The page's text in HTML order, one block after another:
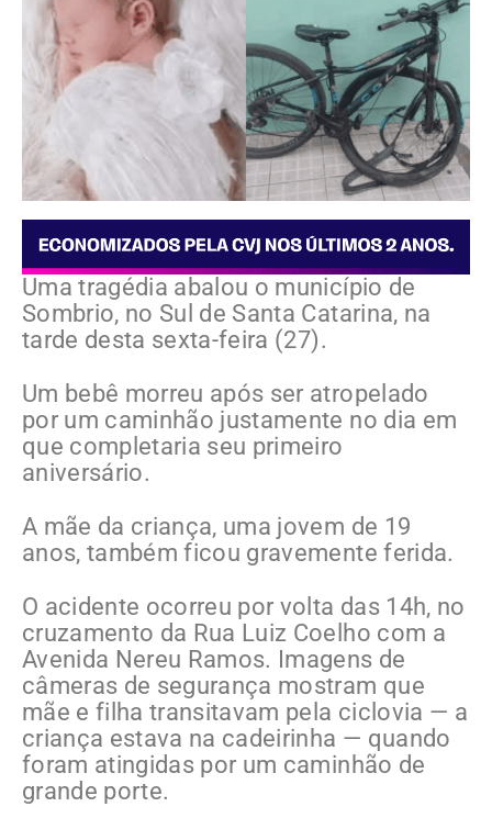
Uma tragédia abalou o município de
Sombrio, no Sul de Santa Catarina, na
tarde desta sexta-feira (27).
Um bebê morreu após ser atropelado
por um caminhão justamente no dia em
que completaria seu primeiro
aniversário.
A mãe da criança, uma jovem de 19
anos, também ficou gravemente ferida.
O acidente ocorreu por volta das 14h, no
cruzamento da Rua Luiz Coelho com a
Avenida Nereu Ramos. Imagens de
câmeras de segurança mostram que
mãe e filha transitavam pela ciclovia — a
criança estava na cadeirinha — quando
foram atingidas por um caminhão de
grande porte.